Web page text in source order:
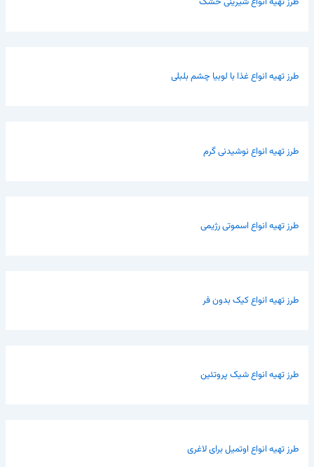
طرز تهیه انواع غذا با لوبیا چشم بلبلی
طرز تهیه انواع نوشیدنی گرم
طرز تهیه انواع اسموتی رژیمی
طرز تهیه انواع کیک بدون فر
طرز تهیه انواع شیک پروتئین
طرز تهیه انواع اوتمیل برای لاغری